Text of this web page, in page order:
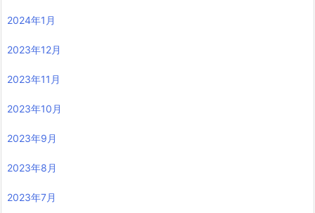
2024年1月
2023年12月
2023年11月
2023年10月
2023年9月
2023年8月
2023年7月